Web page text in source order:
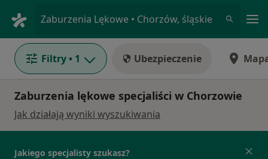
Zaburzenia Lękowe • Chorzów, śląskie
Filtry • 1 Ubezpieczenie
Zaburzenia lękowe specjaliści w Chorzowie
Jak działają wyniki wyszukiwania
Jakiego specjalisty szukasz?